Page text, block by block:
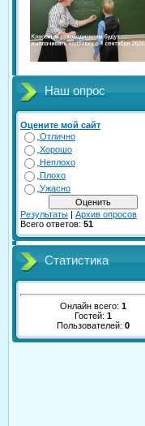
Наш опрос
Оцените мой сайт
Отлично
Хорошо
Неплохо
Плохо
Ужасно
Результаты | Архив опросов
Всего ответов: 51
Статистика
Онлайн всего: 1
Гостей: 1
Пользователей: 0